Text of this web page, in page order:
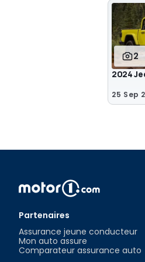
2
2024
25 Sep
Partenaires
Assurance jeune conducteur
Mon auto assure
Comparateur assurance auto